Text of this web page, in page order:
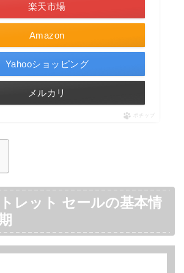
Amazon
楽天市場
Yahooショッピング
メルカリ
ポチップ
レット セールの基本情